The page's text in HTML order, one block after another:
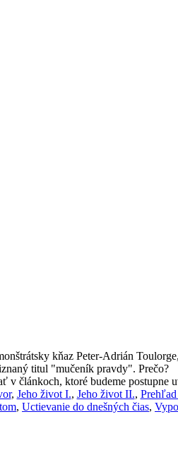
kňaz Peter-Adrián
titul "mučeník pravdy". Prečo?
v článkoch, ktoré budeme postupne
, Jeho život I., Jeho život II.,
, Uctievanie do dnešných čias,